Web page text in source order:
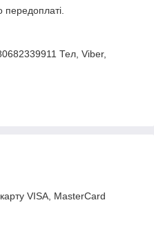
передоплаті.
Тел, Viber,
VISA, MasterCard